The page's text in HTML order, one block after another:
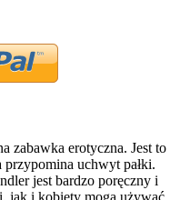
zabawka erotyczna. Jest to
przypomina uchwyt pałki.
jest bardzo poręczny i